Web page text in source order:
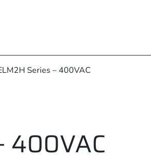
Series – 400VAC
400VAC